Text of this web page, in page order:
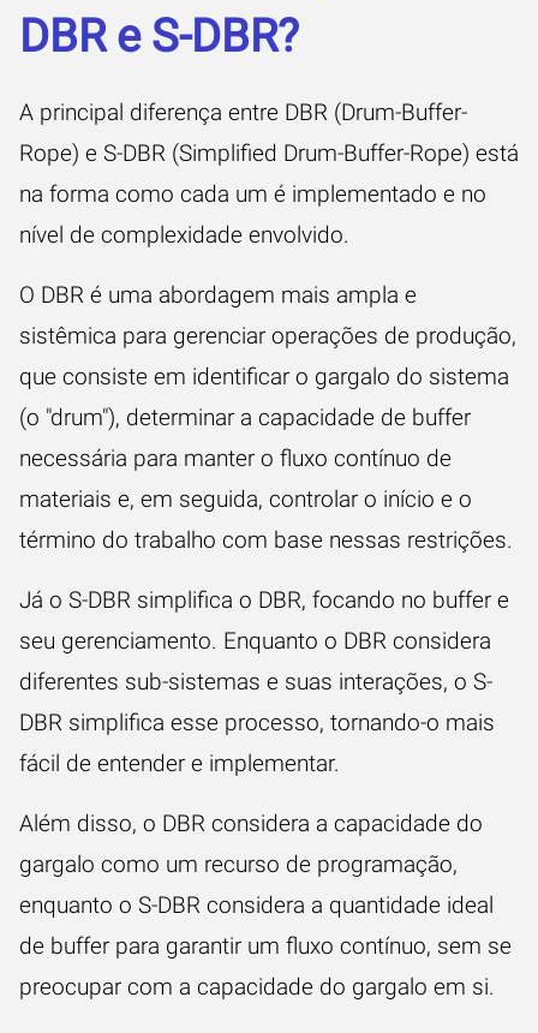
DBR e S-DBR?
A principal diferença entre DBR (Drum-Buffer-
Rope) e S-DBR (Simplified Drum-Buffer-Rope) está
na forma como cada um é implementado e no
nível de complexidade envolvido.
O DBR é uma abordagem mais ampla e
sistêmica para gerenciar operações de produção,
que consiste em identificar o gargalo do sistema
(o "drum"), determinar a capacidade de buffer
necessária para manter o fluxo contínuo de
materiais e, em seguida, controlar o início e o
término do trabalho com base nessas restrições.
Já o S-DBR simplifica o DBR, focando no buffer e
seu gerenciamento. Enquanto o DBR considera
diferentes sub-sistemas e suas interações, o S-
DBR simplifica esse processo, tornando-o mais
fácil de entender e implementar.
Além disso, o DBR considera a capacidade do
gargalo como um recurso de programação,
enquanto o S-DBR considera a quantidade ideal
de buffer para garantir um fluxo contínuo, sem se
preocupar com a capacidade do gargalo em si.